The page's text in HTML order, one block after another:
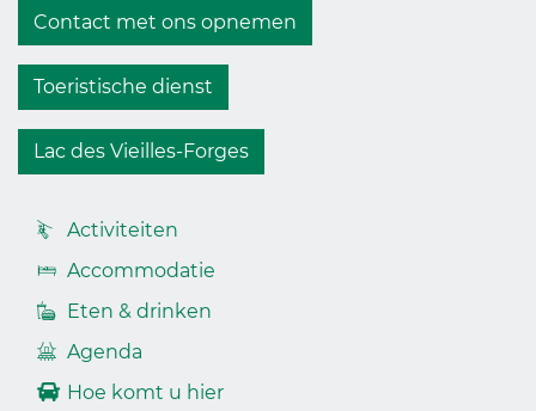
Contact met ons opnemen
Toeristische dienst
Lac des Vieilles-Forges
Accès
footer
Activiteiten
Accommodatie
Eten & drinken
Agenda
Hoe komt u hier